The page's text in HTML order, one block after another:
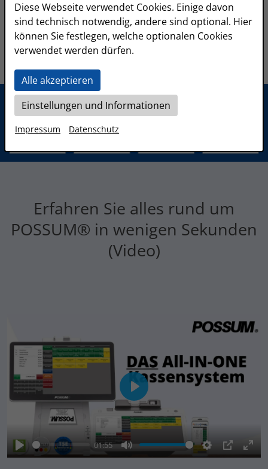
Erfahren Sie alles rund um
POSSUM® in wenigen Sekunden
(Video)
Play
01:55
Mute Settings
PIP
Play
Diese Webseite verwendet Cookies. Einige davon
sind technisch notwendig, andere sind optional. Hier
können Sie festlegen, welche optionalen Cookies
verwendet werden dürfen.
Alle akzeptieren
Einstellungen und Informationen
Impressum Datenschutz